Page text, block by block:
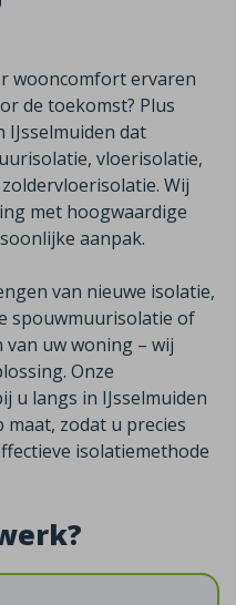
wooncomfort ervaren
de toekomst? Plus
dat
vloerisolatie,
Wij
met hoogwaardige
aanpak.
van nieuwe isolatie,
spouwmuurisolatie of
uw woning – wij
Onze
u langs in IJsselmuiden
zodat u precies
isolatiemethode